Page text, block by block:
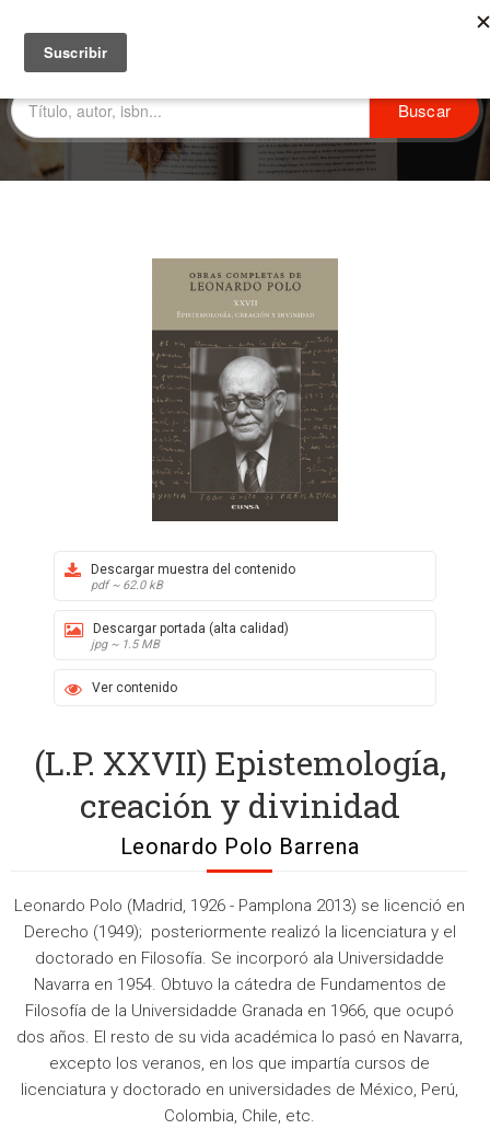
Descargar muestra del contenido
pdf ~ 62.0 kB
Descargar portada (alta calidad)
jpg ~ 1.5 MB
Ver contenido
(L.P. XXVII) Epistemología,
creación y divinidad
Leonardo Polo Barrena
Leonardo Polo (Madrid, 1926 - Pamplona 2013) se licenció en
Derecho (1949); posteriormente realizó la licenciatura y el
doctorado en Filosofía. Se incorporó ala Universidadde
Navarra en 1954. Obtuvo la cátedra de Fundamentos de
Filosofía de la Universidadde Granada en 1966, que ocupó
dos años. El resto de su vida académica lo pasó en Navarra,
excepto los veranos, en los que impartía cursos de
licenciatura y doctorado en universidades de México, Perú,
Colombia, Chile, etc.